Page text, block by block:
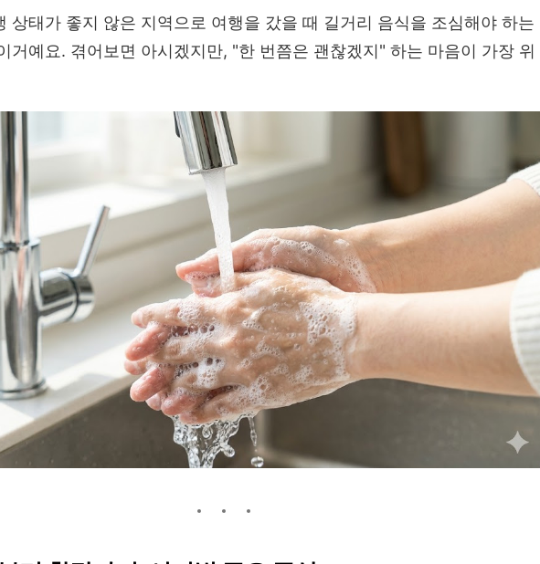
상태가 좋지 않은 지역으로 여행을 갔을 때 길거리 음식을 조심해야 하는
거예요. 겪어보면 아시겠지만, "한 번쯤은 괜찮겠지" 하는 마음이 가장 위